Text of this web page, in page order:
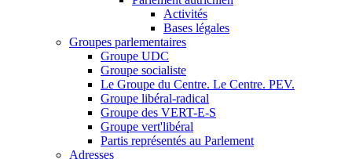
Activités
Bases légales
Groupes parlementaires
Groupe UDC
Groupe socialiste
Le Groupe du Centre. Le Centre. PEV.
Groupe libéral-radical
Groupe des VERT-E-S
Groupe vert'libéral
Partis représentés au Parlement
Adresses